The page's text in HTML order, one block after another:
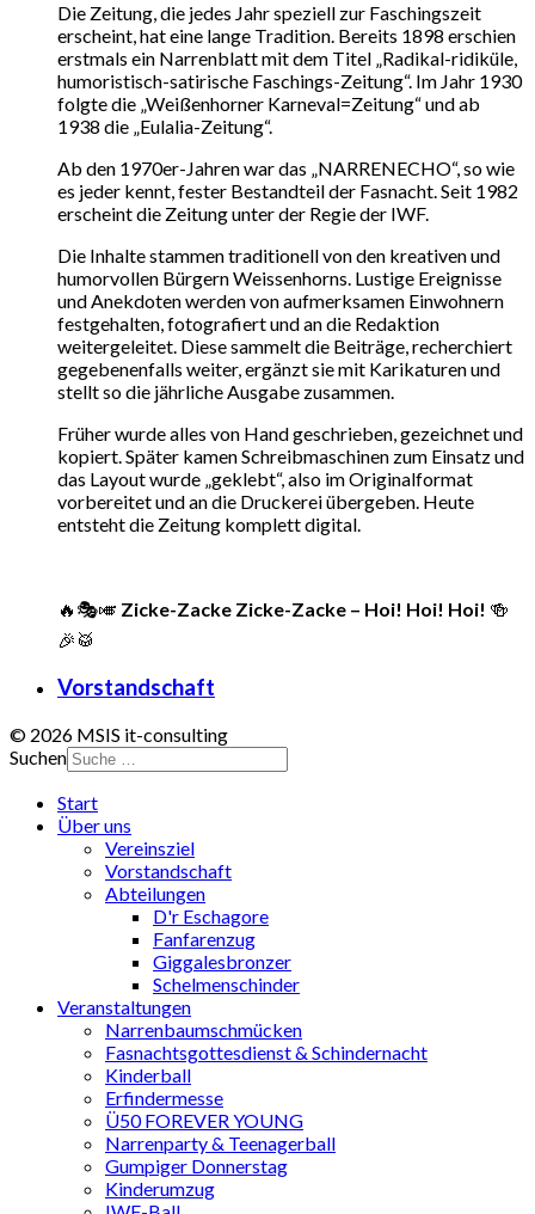
Die Zeitung, die jedes Jahr speziell zur Faschingszeit
erscheint, hat eine lange Tradition. Bereits 1898 erschien
erstmals ein Narrenblatt mit dem Titel „Radikal-ridiküle,
humoristisch-satirische Faschings-Zeitung“. Im Jahr 1930
folgte die „Weißenhorner Karneval=Zeitung“ und ab
1938 die „Eulalia-Zeitung“.
Ab den 1970er-Jahren war das „NARRENECHO“, so wie
es jeder kennt, fester Bestandteil der Fasnacht. Seit 1982
erscheint die Zeitung unter der Regie der IWF.
Die Inhalte stammen traditionell von den kreativen und
humorvollen Bürgern Weissenhorns. Lustige Ereignisse
und Anekdoten werden von aufmerksamen Einwohnern
festgehalten, fotografiert und an die Redaktion
weitergeleitet. Diese sammelt die Beiträge, recherchiert
gegebenenfalls weiter, ergänzt sie mit Karikaturen und
stellt so die jährliche Ausgabe zusammen.
Früher wurde alles von Hand geschrieben, gezeichnet und
kopiert. Später kamen Schreibmaschinen zum Einsatz und
das Layout wurde „geklebt“, also im Originalformat
vorbereitet und an die Druckerei übergeben. Heute
entsteht die Zeitung komplett digital.
🔥🎭🎺 Zicke-Zacke Zicke-Zacke – Hoi! Hoi! Hoi! 🍻
🎉🥁
Vorstandschaft
© 2026 MSIS it-consulting
Suchen
Start
Über uns
Vereinsziel
Vorstandschaft
Abteilungen
D'r Eschagore
Fanfarenzug
Giggalesbronzer
Schelmenschinder
Veranstaltungen
Narrenbaumschmücken
Fasnachtsgottesdienst & Schindernacht
Kinderball
Erfindermesse
Ü50 FOREVER YOUNG
Narrenparty & Teenagerball
Gumpiger Donnerstag
Kinderumzug